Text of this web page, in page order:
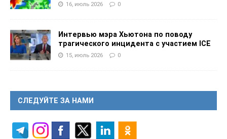
16, июль 2026 0
Интервью мэра Хьютона по поводу
трагического инцидента с участием ICE
15, июль 2026 0
СЛЕДУЙТЕ ЗА НАМИ